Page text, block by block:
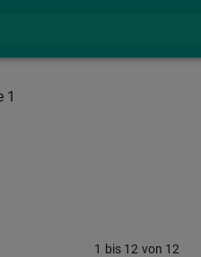
1
1 bis 12 von 12